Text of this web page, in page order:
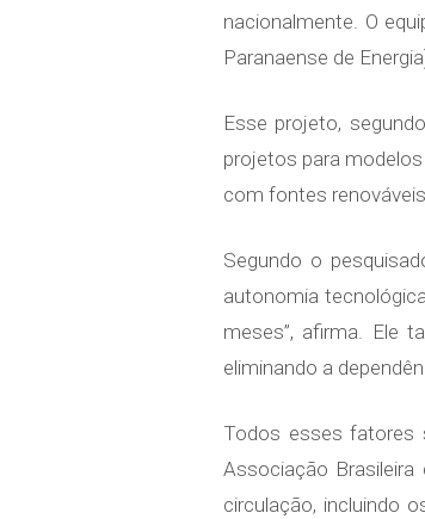
nacionalmente. O
Paranaense de
Esse projeto,
projetos para
com fontes
Segundo o
autonomia
meses”, afirma. Ele
eliminando a
Todos esses fatores
Associação
circulação, incluindo